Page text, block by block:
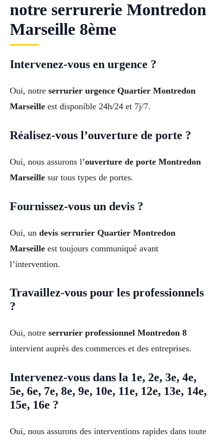
notre serrurerie Montredon
Marseille 8ème
Intervenez-vous en urgence ?
Oui, notre serrurier urgence Quartier Montredon
Marseille est disponible 24h/24 et 7j/7.
Réalisez-vous l’ouverture de porte ?
Oui, nous assurons l’ouverture de porte Montredon
Marseille sur tous types de portes.
Fournissez-vous un devis ?
Oui, un devis serrurier Quartier Montredon
Marseille est toujours communiqué avant
l’intervention.
Travaillez-vous pour les professionnels
?
Oui, notre serrurier professionnel Montredon 8
intervient auprès des commerces et des entreprises.
Intervenez-vous dans la 1e, 2e, 3e, 4e,
5e, 6e, 7e, 8e, 9e, 10e, 11e, 12e, 13e, 14e,
15e, 16e ?
Oui, nous assurons des interventions rapides dans toute